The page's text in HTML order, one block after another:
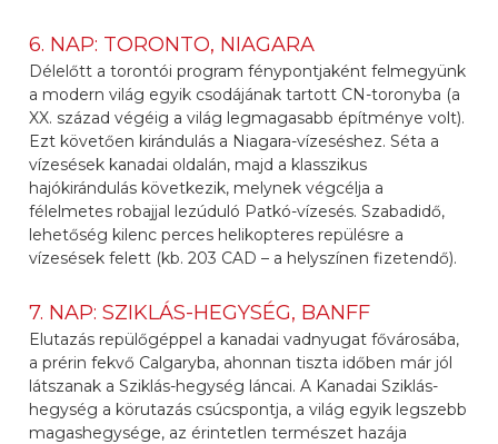
6. NAP: TORONTO, NIAGARA
Délelőtt a torontói program fénypontjaként felmegyünk
a modern világ egyik csodájának tartott CN-toronyba (a
XX. század végéig a világ legmagasabb építménye volt).
Ezt követően kirándulás a Niagara-vízeséshez. Séta a
vízesések kanadai oldalán, majd a klasszikus
hajókirándulás következik, melynek végcélja a
félelmetes robajjal lezúduló Patkó-vízesés. Szabadidő,
lehetőség kilenc perces helikopteres repülésre a
vízesések felett (kb. 203 CAD – a helyszínen fizetendő).
7. NAP: SZIKLÁS-HEGYSÉG, BANFF
Elutazás repülőgéppel a kanadai vadnyugat fővárosába,
a prérin fekvő Calgaryba, ahonnan tiszta időben már jól
látszanak a Sziklás-hegység láncai. A Kanadai Sziklás-
hegység a körutazás csúcspontja, a világ egyik legszebb
magashegysége, az érintetlen természet hazája